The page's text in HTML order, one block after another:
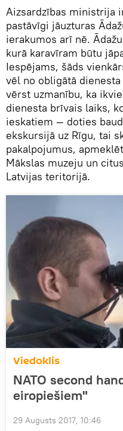
Aizsardzības ministrija
pastāvīgi jāuzturas
ierakumos arī nē.
kurā karavīram būtu
Iespējams, šāds
vēl no obligātā
vērst uzmanību, ka
dienesta brīvais laiks,
ieskatiem — doties
ekskursijā uz Rīgu, tai
pakalpojumus,
Mākslas muzeju un
Latvijas teritorijā.
Viedoklis
NATO second
eiropiešiem"
29 Augusts 2017, 10:46